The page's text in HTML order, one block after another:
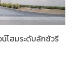
โฮมระดับลักชัวรี